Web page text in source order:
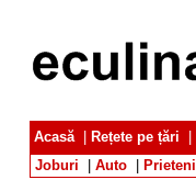
Acasă| Rețete pe țări
Joburi
Auto Prieteni